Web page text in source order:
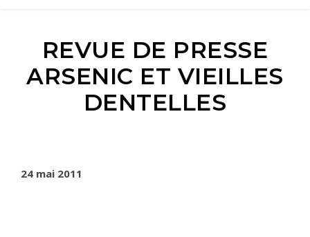
REVUE DE PRESSE
ARSENIC ET VIEILLES
DENTELLES
24 mai 2011